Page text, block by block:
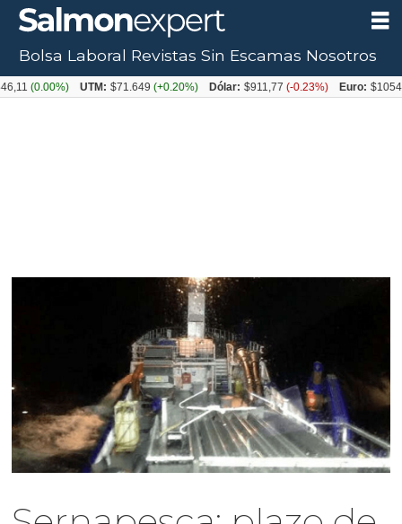
Bolsa Laboral Revistas Sin Escamas Nosotros
UTM: $71.649(+0.20%) Dólar: $911,77(-0.23%) Euro: $1054,31